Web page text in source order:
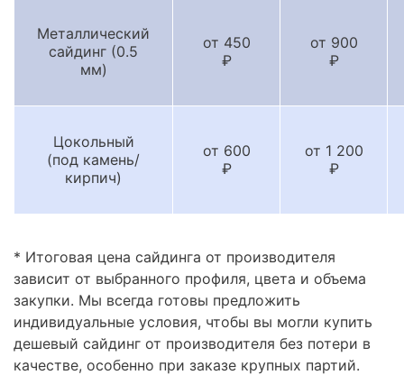
Металлический
сайдинг (0.5
мм)
от 450
₽
от 900
₽
Цокольный
(под камень/
кирпич)
от 600
₽
от 1 200
₽
* Итоговая цена сайдинга от производителя
зависит от выбранного профиля, цвета и объема
закупки. Мы всегда готовы предложить
индивидуальные условия, чтобы вы могли купить
дешевый сайдинг от производителя без потери в
качестве, особенно при заказе крупных партий.